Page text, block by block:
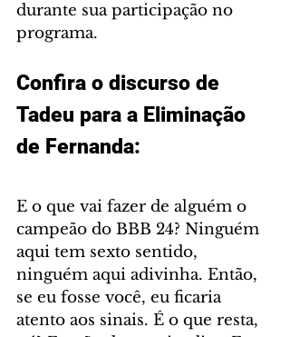
durante sua participação no
programa.
Confira o discurso de
Tadeu para a Eliminação
de Fernanda:
E o que vai fazer de alguém o
campeão do BBB 24? Ninguém
aqui tem sexto sentido,
ninguém aqui adivinha. Então,
se eu fosse você, eu ficaria
atento aos sinais. É o que resta,